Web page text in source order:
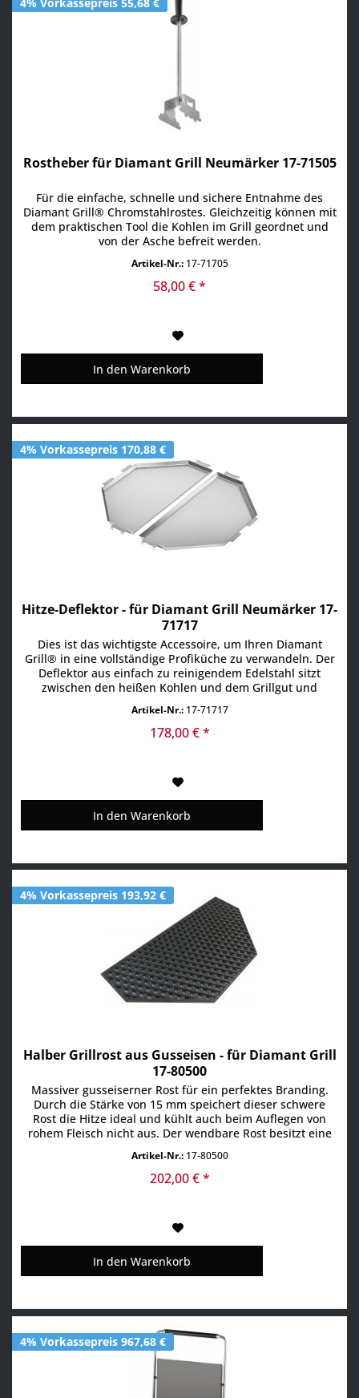
4% Vorkassepreis 55,68 €
Rostheber für Diamant Grill Neumärker 17-71505
Für die einfache, schnelle und sichere Entnahme des
Diamant Grill® Chromstahlrostes. Gleichzeitig können mit
dem praktischen Tool die Kohlen im Grill geordnet und
von der Asche befreit werden.
Artikel-Nr.:17-71705
58,00 € *
In den Warenkorb
4% Vorkassepreis 170,88 €
Hitze-Deflektor - für Diamant Grill Neumärker 17-
71717
Dies ist das wichtigste Accessoire, um Ihren Diamant
Grill® in eine vollständige Profiküche zu verwandeln. Der
Deflektor aus einfach zu reinigendem Edelstahl sitzt
zwischen den heißen Kohlen und dem Grillgut und
entwickelt sich ein Heißluftstrom unter dem Deckel, der
für eine gleichmäßige Hitze wie im Heißluftofen...
Artikel-Nr.:17-71717
178,00 € *
In den Warenkorb
4% Vorkassepreis 193,92 €
Halber Grillrost aus Gusseisen - für Diamant Grill
17-80500
Massiver gusseiserner Rost für ein perfektes Branding.
Durch die Stärke von 15 mm speichert dieser schwere
Rost die Hitze ideal und kühlt auch beim Auflegen von
rohem Fleisch nicht aus. Der wendbare Rost besitzt eine
ein Streifenbranding.
Artikel-Nr.:17-80500
202,00 € *
In den Warenkorb
4% Vorkassepreis 967,68 €